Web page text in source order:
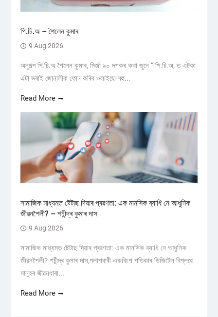
পি.চি.অ – শৈলেন কুমাৰ
9 Aug 2026
অনুগল্প পি.চি.অ শৈলেন কুমাৰ, মিৰ্জা ৯০ দশকৰ কথা জুনে “ পি.চি.অ, ত এটকা
এটা ভৰাই জোনালীক ফোন কৰিব ওলাইছে৷ বহু...
Read More
সামাজিক মাধ্যমত ষ্টেটাছ দিয়াৰ প্ৰৱণতা: এক মানসিক ব্যাধি নে আধুনিক
জীৱনশৈলী? – শচীন্দ্ৰ কুমাৰ দাস
9 Aug 2026
সামাজিক মাধ্যমত ষ্টেটাছ দিয়াৰ প্ৰৱণতা: এক মানসিক ব্যাধি নে আধুনিক
জীৱনশৈলী? শচীন্দ্ৰ কুমাৰ দাস,পলাশবাৰী একবিংশ শতিকাৰ ডিজিটেল বিপ্লৱে
মানুহৰ জীৱনধাৰা...
Read More